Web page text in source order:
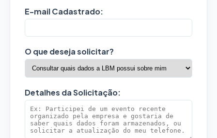
E-mail Cadastrado:
O que deseja solicitar?
Detalhes da Solicitação: